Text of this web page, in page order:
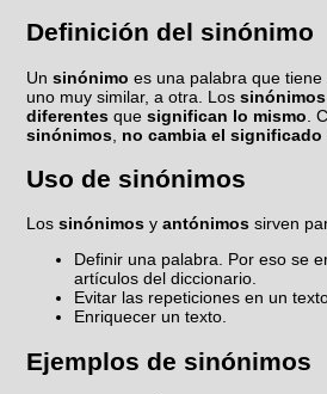
Definición del sinónimo
Unsinónimo es una palabra que
uno muy similar, a otra. Lossinónimos
diferentes quesignifican lo mismo .
sinónimos no cambia el significado
Uso de sinónimos
Lossinónimos yantónimos sirven
Definir una palabra. Por eso se
artículos del diccionario.
Evitar las repeticiones en un
Enriquecer un texto.
Ejemplos de sinónimos